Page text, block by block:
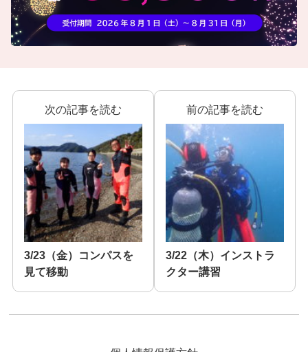
次の記事を読む
3/23（金）コンパスを
見て移動
前の記事を読む
3/22（木）インストラ
クター講習